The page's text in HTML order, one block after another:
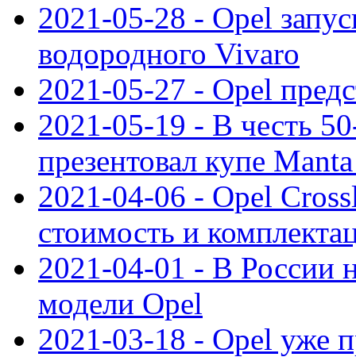
2021-05-28 - Opel
водородного Vivaro
2021-05-27 - Opel
2021-05-19 - В честь
презентовал купе
2021-04-06 - Opel
стоимость и
2021-04-01 - В России
модели Opel
2021-03-18 - Opel уже